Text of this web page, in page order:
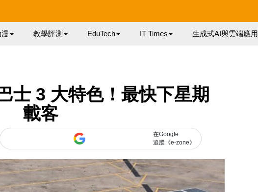
教學評測 EduTech IT Times 生成式AI與雲端應用
士 3 大特色！最快下星期
載客
在Google
追蹤《e-zone》